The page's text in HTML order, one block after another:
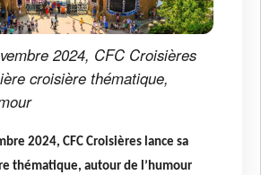
2024, CFC Croisières
croisière thématique,
2024, CFC Croisières lance sa
thématique, autour de l’humour